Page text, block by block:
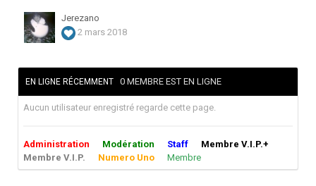
Jerezano
2 mars 2018
EN LIGNE RÉCEMMENT 0 MEMBRE EST EN LIGNE
Aucun utilisateur enregistré regarde cette page.
Administration Modération Staff
Membre V.I.P.+
Membre V.I.P.
Numero Uno Membre